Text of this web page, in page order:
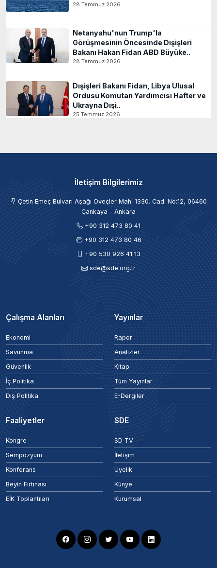
28 Temmuz 2026
Netanyahu'nun Trump'la
Görüşmesinin Öncesinde Dışişleri
Bakanı Hakan Fidan ABD Büyüke..
28 Temmuz 2026
Dışişleri Bakanı Fidan, Libya Ulusal
Ordusu Komutan Yardımcısı Hafter ve
Ukrayna Dışi..
25 Temmuz 2026
İletişim Bilgilerimiz
Çetin Emeç Bulvarı Aşağı Öveçler Mah. 1330. Cad. No:12, 06460
Çankaya - Ankara
+90 312 473 80 41
+90 312 473 80 46
+90 530 926 41 13
sde@sde.org.tr
Çalışma Alanları
Ekonomi
Savunma
Güvenlik
İç Politika
Dış Politika
Yayınlar
Rapor
Analizler
Kitap
Tüm Yayınlar
E-Dergiler
Faaliyetler
Kongre
Sempozyum
Konferans
Beyin Fırtınası
EİK Toplantıları
SDE
SD TV
İletişim
Üyelik
Künye
Kurumsal